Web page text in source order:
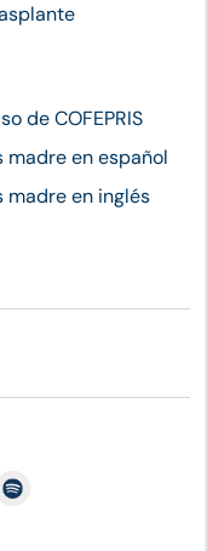
de COFEPRIS
en español
en inglés